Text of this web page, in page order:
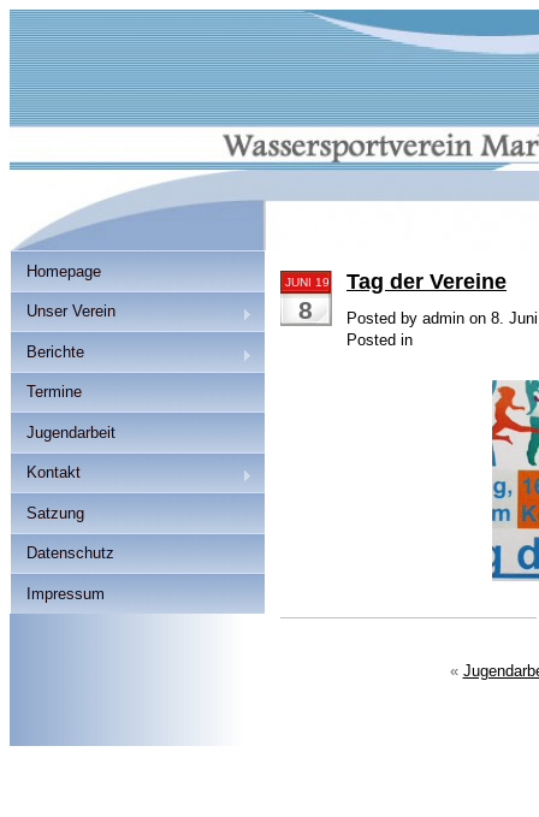
Homepage
Unser Verein
Berichte
Termine
Jugendarbeit
Kontakt
Satzung
Datenschutz
Impressum
JUNI 19
8
Tag der Vereine
Posted by admin on 8.
Posted in
«